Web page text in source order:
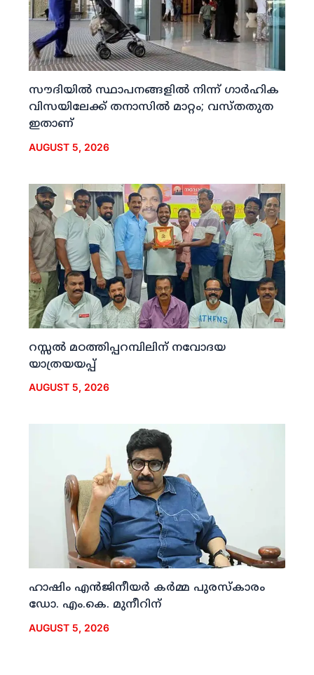
സൗദിയില്‍ സ്ഥാപനങ്ങളില്‍ നിന്ന് ഗാര്‍ഹിക
വിസയിലേക്ക് തനാസില്‍ മാറ്റം; വസ്തതുത
ഇതാണ്
AUGUST 5, 2026
റസ്സല്‍ മഠത്തിപ്പറമ്പിലിന് നവോദയ
യാത്രയയപ്പ്
AUGUST 5, 2026
ഹാഷിം എന്‍ജിനീയര്‍ കര്‍മ്മ പുരസ്‌കാരം
ഡോ. എം.കെ. മുനീറിന്
AUGUST 5, 2026